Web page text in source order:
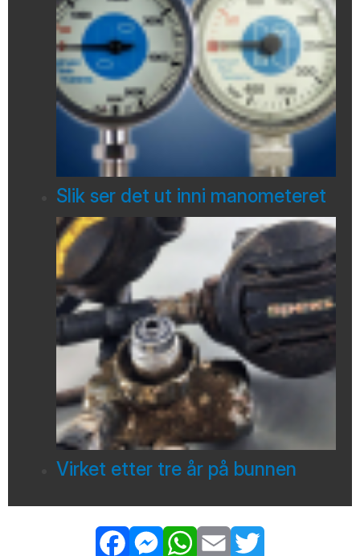
Slik ser det ut inni manometeret
Virket etter tre år på bunnen